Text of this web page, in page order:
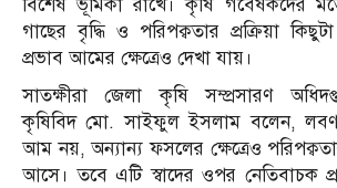
বিশেষ ভূমিকা রাখে। কৃষি গবেষকদের
গাছের বৃদ্ধি ও পরিপক্বতার প্রক্রিয়া
প্রভাব আমের ক্ষেত্রেও দেখা যায়।
সাতক্ষীরা জেলা কৃষি সম্প্রসারণ
কৃষিবিদ মো. সাইফুল ইসলাম বলেন,
আম নয়, অন্যান্য ফসলের ক্ষেত্রেও
আসে। তবে এটি স্বাদের ওপর নেতিবাচক